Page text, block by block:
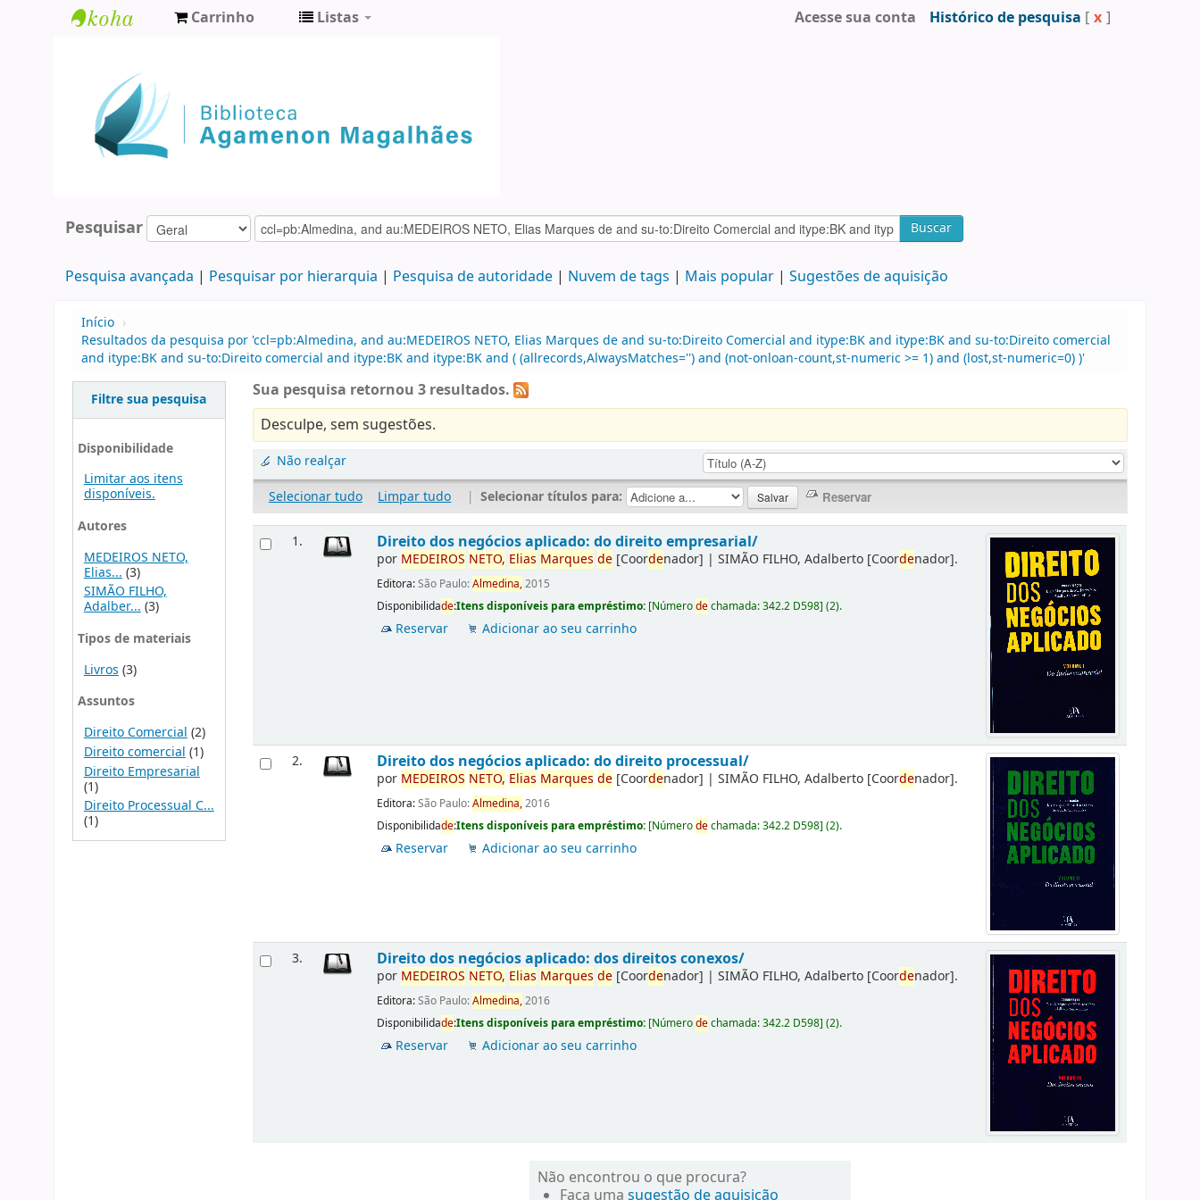
Agamenon
Magalhães
Carrinho Listas Acesse sua conta Histórico de pesquisa [ x ]
Pesquisar Buscar
Pesquisa avançada Pesquisar por hierarquia Pesquisa de autoridade Nuvem de tags Mais popular Sugestões de aquisição
Início ›
Resultados da pesquisa por 'ccl=pb:Almedina, and au:MEDEIROS NETO, Elias Marques de and su-to:Direito Comercial and itype:BK and itype:BK and su-to:Direito comercial
and itype:BK and su-to:Direito comercial and itype:BK and itype:BK and ( (allrecords,AlwaysMatches='') and (not-onloan-count,st-numeric >= 1) and (lost,st-numeric=0) )'
Filtre sua pesquisa
Disponibilidade
Limitar aos itens
disponíveis.
Autores
MEDEIROS NETO,
Elias... (3)
SIMÃO FILHO,
Adalber...(3)
Tipos de materiais
Livros (3)
Assuntos
Direito Comercial (2)
Direito comercial (1)
Direito Empresarial
(1)
Direito Processual C...
(1)
Sua pesquisa retornou 3 resultados.
Desculpe, sem sugestões.
Não realçar
Selecionar tudo
Limpar tudo | Selecionar títulos para:
1. Direito dos negócios aplicado: do direito empresarial/
por MEDEIROS NETO, Elias Marques de [Coordenador] |SIMÃO FILHO, Adalberto [Coordenador].
Editora:São Paulo:Almedina,2015
Disponibilidade:Itens disponíveis para empréstimo: [Númerodechamada:342.2 D598](2).
Reservar Adicionar ao seu carrinho
2. Direito dos negócios aplicado: do direito processual/
por MEDEIROS NETO, Elias Marques de [Coordenador] |SIMÃO FILHO, Adalberto [Coordenador].
Editora:São Paulo:Almedina,2016
Disponibilidade:Itens disponíveis para empréstimo: [Númerodechamada:342.2 D598](2).
Reservar Adicionar ao seu carrinho
3. Direito dos negócios aplicado: dos direitos conexos/
por MEDEIROS NETO, Elias Marques de [Coordenador] |SIMÃO FILHO, Adalberto [Coordenador].
Editora:São Paulo:Almedina,2016
Disponibilidade:Itens disponíveis para empréstimo: [Númerodechamada:342.2 D598](2).
Reservar Adicionar ao seu carrinho
Não encontrou o que procura?